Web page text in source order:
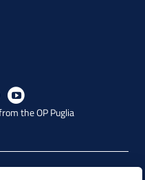
the OP Puglia